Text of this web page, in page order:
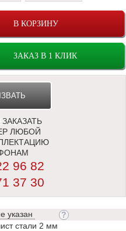
В КОРЗИНУ
ЗАКАЗ В 1 КЛИК
ЛЮБОЙ
96 82
37 30
указан
стали 2 мм